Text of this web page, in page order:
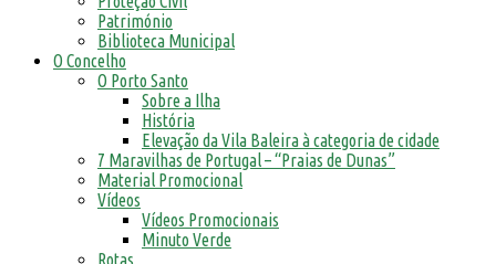
Património
Biblioteca Municipal
O Concelho
O Porto Santo
Sobre a Ilha
História
Elevação da Vila Baleira à categoria de cidade
7 Maravilhas de Portugal – “Praias de Dunas”
Material Promocional
Vídeos
Vídeos Promocionais
Minuto Verde
Rotas